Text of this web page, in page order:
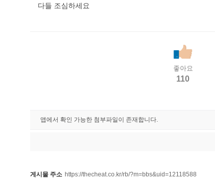
다들 조심하세요
좋아요
110
앱에서 확인 가능한 첨부파일이 존재합니다.
게시물 주소 https://thecheat.co.kr/rb/?m=bbs&uid=12118588